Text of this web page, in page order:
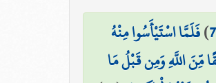
)فَلَمَّا اسْتَيْأَسُوا مِنْهُ
مِّنَ اللَّهِ وَمِن قَبْلُ مَا